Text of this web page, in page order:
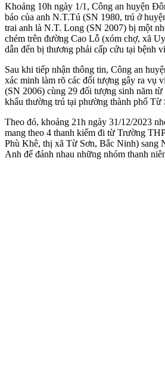
Khoảng 10h ngày 1/1, Công an huyện
báo của anh N.T.Tú (SN 1980, trú ở
trai anh là N.T. Long (SN 2007) bị một
chém trên đường Cao Lỗ (xóm chợ, xã
dẫn đến bị thương phải cấp cứu tại bệnh
Sau khi tiếp nhận thông tin, Công an
xác minh làm rõ các đối tượng gây ra vụ
(SN 2006) cùng 29 đối tượng sinh năm
khẩu thường trú tại phường thành phố Từ
Theo đó, khoảng 21h ngày 31/12/2023
mang theo 4 thanh kiếm đi từ Trường
Phù Khê, thị xã Từ Sơn, Bắc Ninh) sang
Anh để đánh nhau những nhóm thanh